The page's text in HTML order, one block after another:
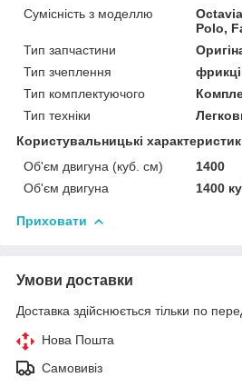
Сумісність з моделлю
Polo,
Тип запчастини
Тип зчеплення
Тип комплектуючого
Тип техніки
Користувальницькі
Об'єм двигуна (куб. см)
1400
Об'єм двигуна
1400
Приховати
Умови доставки
Доставка здійснюється тільки по
Нова Пошта
Самовивіз